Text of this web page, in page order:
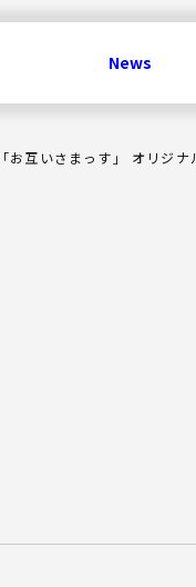
News
互いさまっす」 オリジナ